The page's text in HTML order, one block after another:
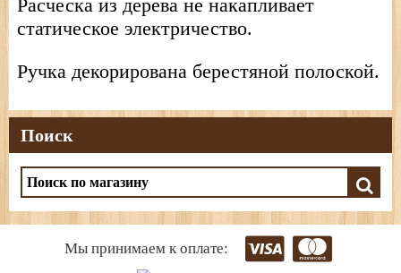
Расческа из дерева не накапливает
статическое электричество.
Ручка декорирована берестяной полоской.
Поиск
Мы принимаем к оплате: